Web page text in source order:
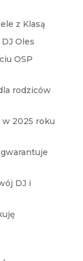
z Klasą
Oles
OSP
rodziców
2025 roku
DJ i